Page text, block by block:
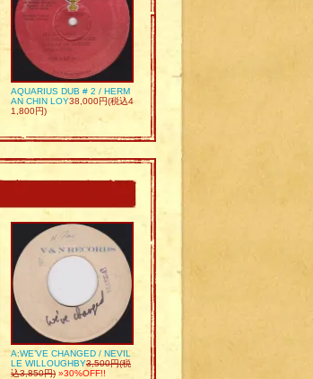
AQUARIUS DUB # 2 / HERM
AN CHIN LOY38,000円(税込4
1,800円)
A:WE’VE CHANGED / NEVIL
LE WILLOUGHBY3,500円(税
込3,850円) »30%OFF!!